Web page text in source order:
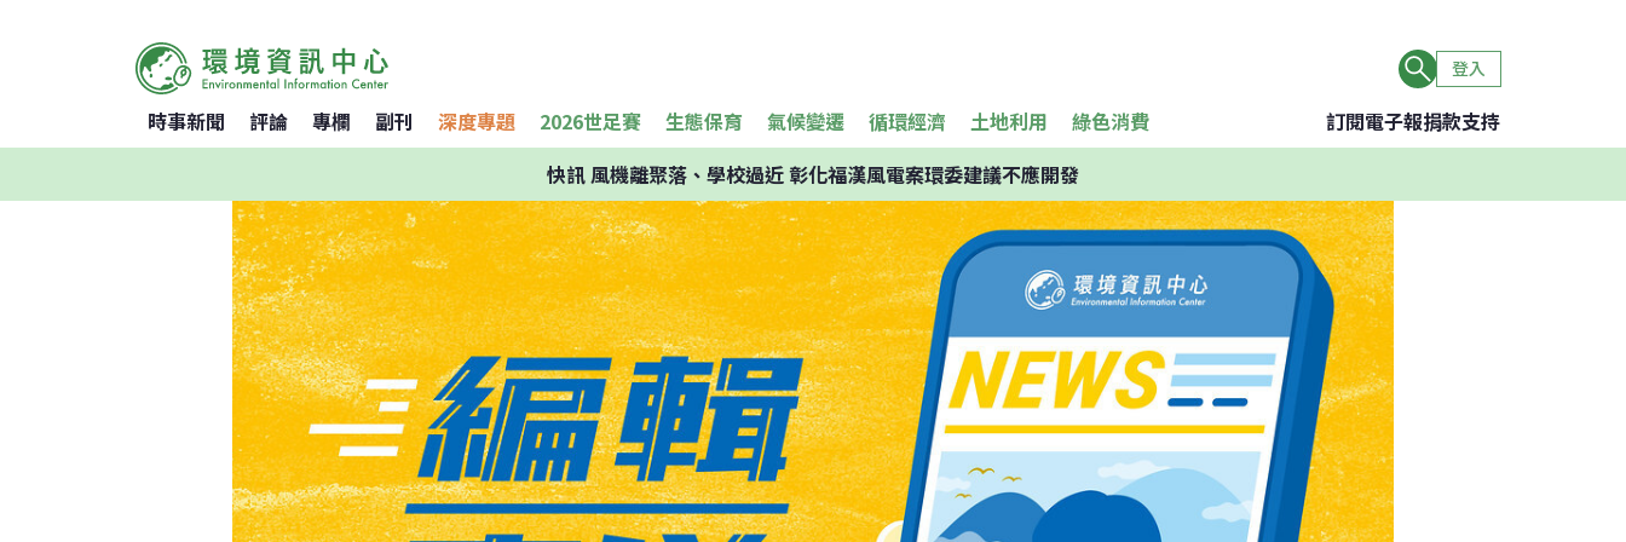
登入
時事新聞 評論 專欄 副刊 深度專題 2026世足賽 生態保育 氣候變遷 循環經濟 土地利用 綠色消費 訂閱電子報捐款支持
快訊風機離聚落、學校過近 彰化福漢風電案環委建議不應開發